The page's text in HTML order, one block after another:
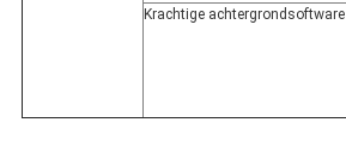
Krachtige achtergrondsoftware